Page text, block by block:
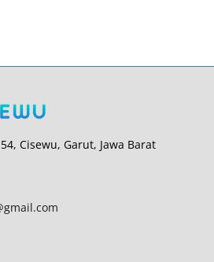
Cisewu, Garut, Jawa Barat